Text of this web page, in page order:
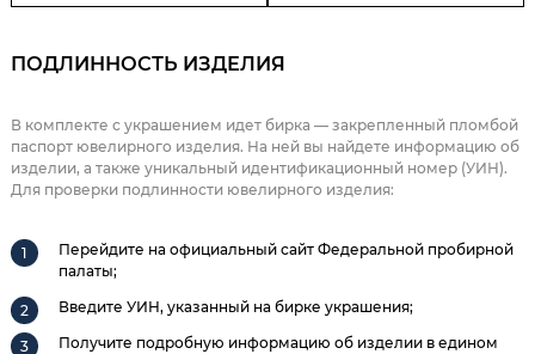
ПОДЛИННОСТЬ ИЗДЕЛИЯ
В комплекте с украшением идет бирка — закрепленный пломбой
паспорт ювелирного изделия. На ней вы найдете информацию об
изделии, а также уникальный идентификационный номер (УИН).
Для проверки подлинности ювелирного изделия:
Перейдите на официальный сайт Федеральной пробирной
палаты;
Введите УИН, указанный на бирке украшения;
Получите подробную информацию об изделии в едином